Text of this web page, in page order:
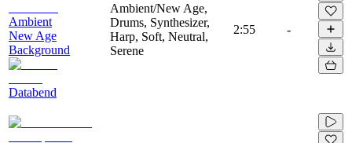
Ambient
New Age
Background
Databend
Ambient/New Age,
Drums, Synthesizer,
Harp, Soft, Neutral,
Serene
2:55 -